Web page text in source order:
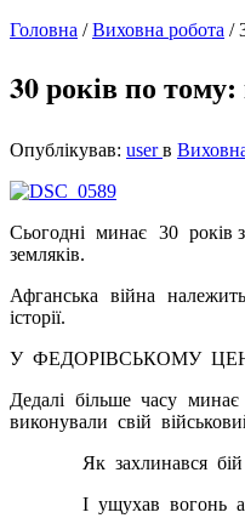
Головна /Виховна робота /
30 років по
Опублікував: userв
Сьогодні минає 30 років
земляків.
Афганська війна
історії.
У ФЕДОРІВСЬКОМУ
Дедалі більше часу
виконували свій
Як захлинався
І ущухав вогонь